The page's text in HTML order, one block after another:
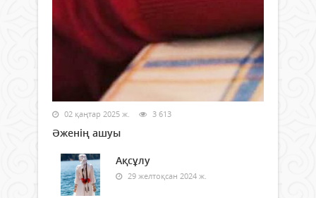
02 қаңтар 2025 ж. 3 613
Әженің ашуы
Ақсұлу
29 желтоқсан 2024 ж.